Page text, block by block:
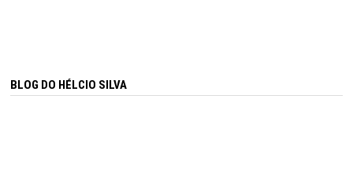
BLOG DO HÉLCIO SILVA